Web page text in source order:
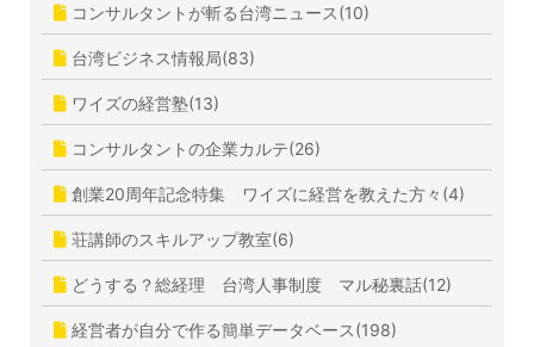
コンサルタントが斬る台湾ニュース(10)
台湾ビジネス情報局(83)
ワイズの経営塾(13)
コンサルタントの企業カルテ(26)
創業20周年記念特集 ワイズに経営を教えた方々(4)
荘講師のスキルアップ教室(6)
どうする？総経理 台湾人事制度 マル秘裏話(12)
経営者が自分で作る簡単データベース(198)